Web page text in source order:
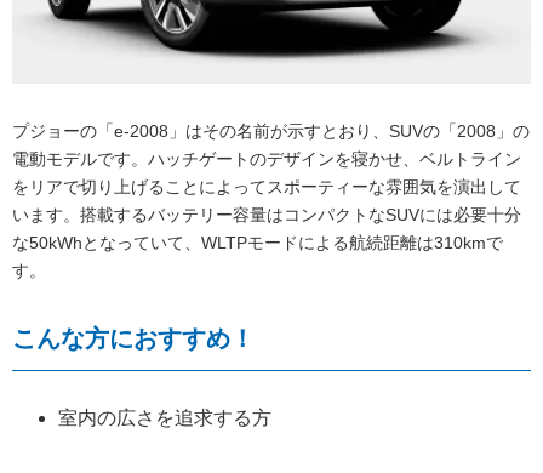
プジョーの「e-2008」はその名前が示すとおり、SUVの「2008」の
電動モデルです。ハッチゲートのデザインを寝かせ、ベルトライン
をリアで切り上げることによってスポーティーな雰囲気を演出して
います。搭載するバッテリー容量はコンパクトなSUVには必要十分
な50kWhとなっていて、WLTPモードによる航続距離は310kmで
す。
こんな方におすすめ！
室内の広さを追求する方